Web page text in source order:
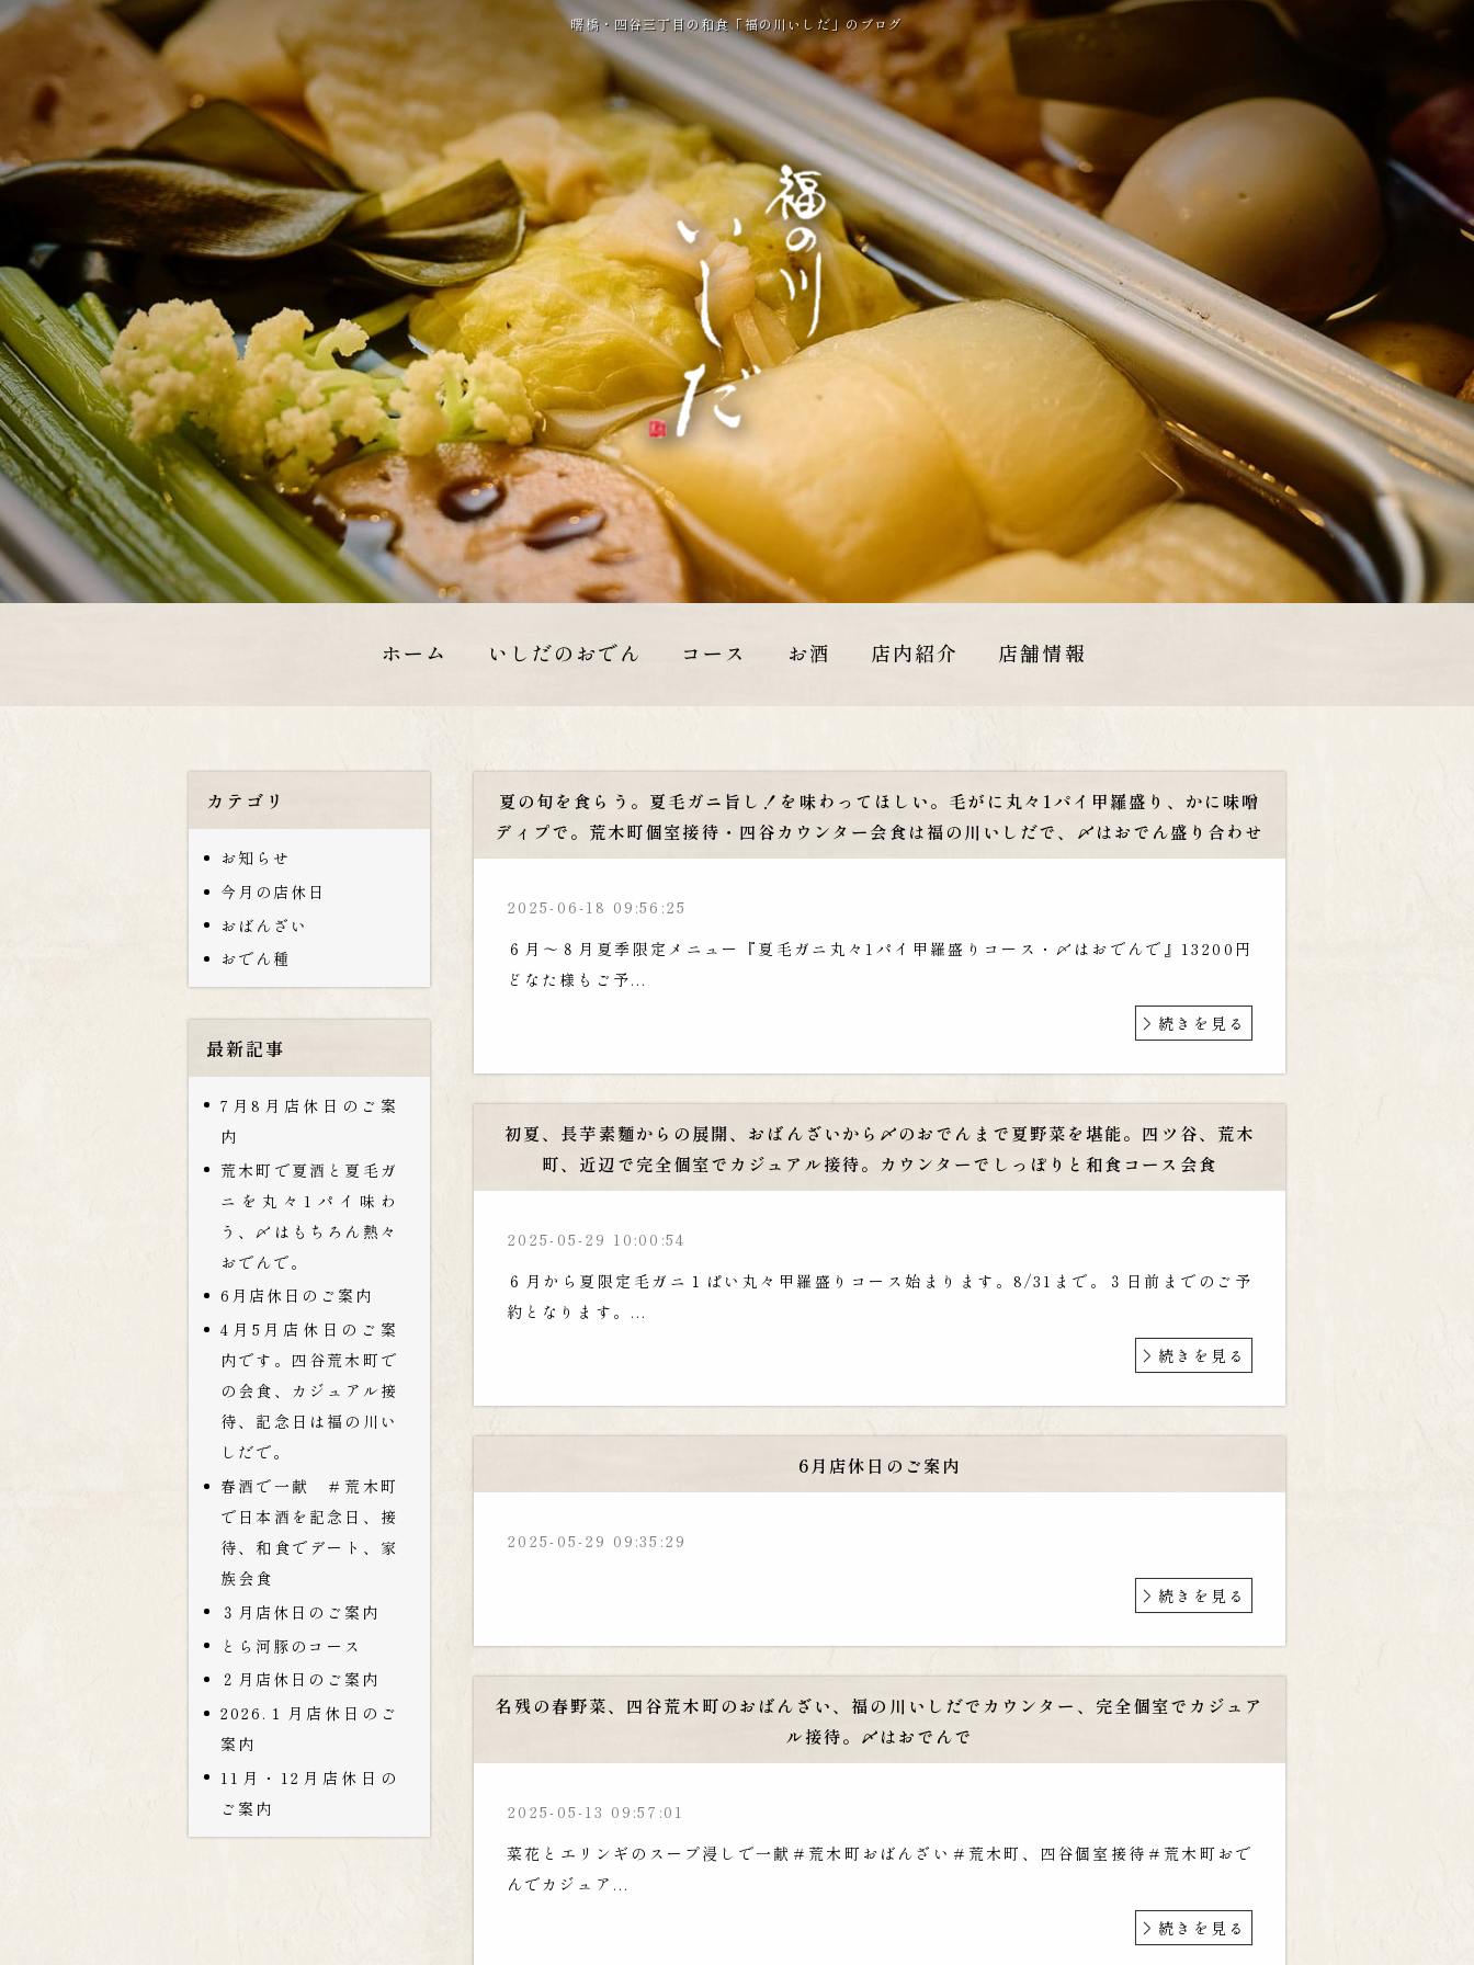
曙橋・四谷三丁目の和食「福の川いしだ」のブログ
ホーム いしだのおでん コース お酒 店内紹介 店舗情報
カテゴリ
お知らせ
今月の店休日
おばんざい
おでん種
最新記事
7月8月店休日のご案
内
荒木町で夏酒と夏毛ガ
ニを丸々1パイ味わ
う、〆はもちろん熱々
おでんで。
6月店休日のご案内
4月5月店休日のご案
内です。四谷荒木町で
の会食、カジュアル接
待、記念日は福の川い
しだで。
春酒で一献 ＃荒木町
で日本酒を記念日、接
待、和食でデート、家
族会食
３月店休日のご案内
とら河豚のコース
２月店休日のご案内
2026.１月店休日のご
案内
11月・12月店休日の
ご案内
夏の旬を食らう。夏毛ガニ旨し！を味わってほしい。毛がに丸々1パイ甲羅盛り、かに味噌
ディプで。荒木町個室接待・四谷カウンター会食は福の川いしだで、〆はおでん盛り合わせ
2025-06-18 09:56:25
６月～８月夏季限定メニュー『夏毛ガニ丸々1パイ甲羅盛りコース・〆はおでんで』13200円
どなた様もご予...
続きを見る
初夏、長芋素麵からの展開、おばんざいから〆のおでんまで夏野菜を堪能。四ツ谷、荒木
町、近辺で完全個室でカジュアル接待。カウンターでしっぽりと和食コース会食
2025-05-29 10:00:54
６月から夏限定毛ガニ１ぱい丸々甲羅盛りコース始まります。8/31まで。３日前までのご予
約となります。...
続きを見る
6月店休日のご案内
2025-05-29 09:35:29
続きを見る
名残の春野菜、四谷荒木町のおばんざい、福の川いしだでカウンター、完全個室でカジュア
ル接待。〆はおでんで
2025-05-13 09:57:01
菜花とエリンギのスープ浸しで一献＃荒木町おばんざい＃荒木町、四谷個室接待＃荒木町おで
んでカジュア...
続きを見る